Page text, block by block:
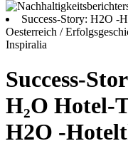
Success-Story: H2O -
Oesterreich /
Inspiralia
Success-
H₂O Hotel-
H2O -